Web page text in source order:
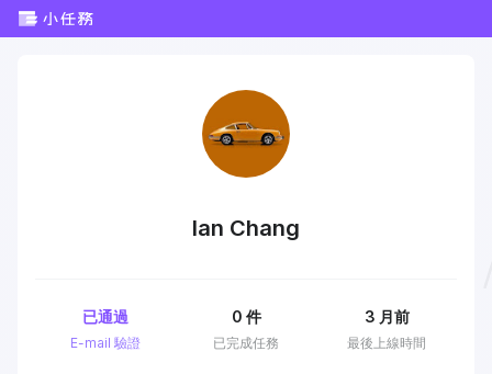
Ian Chang
E-mail 驗證
已通過
已完成任務
0 件
最後上線時間
3 月前